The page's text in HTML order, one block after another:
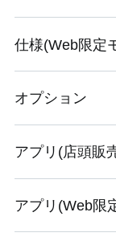
アプリ(店頭販
仕様(Web限定
アプリ(Web限
オプション